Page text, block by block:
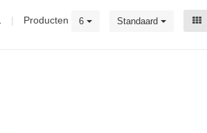
| Producten 6 Standaard